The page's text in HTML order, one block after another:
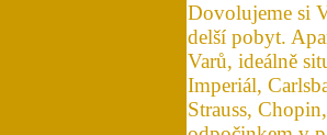
Dovolujeme si
delší pobyt.
Varů, ideálně
Imperiál,
Strauss,